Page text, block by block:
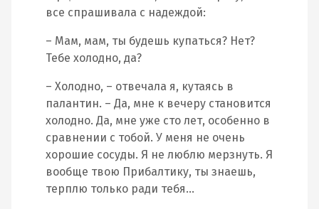
все спрашивала с надеждой:
– Мам, мам, ты будешь купаться? Нет?
Тебе холодно, да?
– Холодно, – отвечала я, кутаясь в
палантин. – Да, мне к вечеру становится
холодно. Да, мне уже сто лет, особенно в
сравнении с тобой. У меня не очень
хорошие сосуды. Я не люблю мерзнуть. Я
вообще твою Прибалтику, ты знаешь,
терплю только ради тебя…